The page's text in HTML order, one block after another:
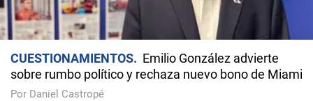
CUESTIONAMIENTOS
Emilio González advierte
sobre rumbo político y rechaza nuevo bono de Miami
Por Daniel Castropé